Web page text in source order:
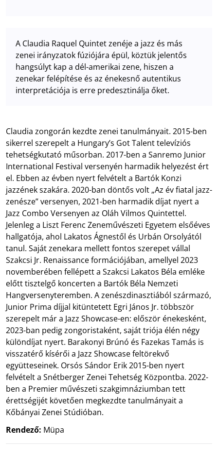
A Claudia Raquel Quintet zenéje a jazz és más
zenei irányzatok fúziójára épül, köztük jelentős
hangsúlyt kap a dél-amerikai zene, hiszen a
zenekar felépítése és az énekesnő autentikus
interpretációja is erre predesztinálja őket.
Claudia zongorán kezdte zenei tanulmányait. 2015-ben
sikerrel szerepelt a Hungary’s Got Talent televíziós
tehetségkutató műsorban. 2017-ben a Sanremo Junior
International Festival versenyén harmadik helyezést ért
el. Ebben az évben nyert felvételt a Bartók Konzi
jazzének szakára. 2020-ban döntős volt „Az év fiatal jazz-
zenésze” versenyen, 2021-ben harmadik díjat nyert a
Jazz Combo Versenyen az Oláh Vilmos Quintettel.
Jelenleg a Liszt Ferenc Zeneművészeti Egyetem elsőéves
hallgatója, ahol Lakatos Ágnestől és Urbán Orsolyától
tanul. Saját zenekara mellett fontos szerepet vállal
Szakcsi Jr. Renaissance formációjában, amellyel 2023
novemberében fellépett a Szakcsi Lakatos Béla emléke
előtt tisztelgő koncerten a Bartók Béla Nemzeti
Hangversenyteremben. A zenészdinasztiából származó,
Junior Prima díjjal kitüntetett Egri János Jr. többször
szerepelt már a Jazz Showcase-en: először énekesként,
2023-ban pedig zongoristaként, saját triója élén négy
különdíjat nyert. Barakonyi Brúnó és Fazekas Tamás is
visszatérő kísérői a Jazz Showcase feltörekvő
együtteseinek. Orsós Sándor Erik 2015-ben nyert
felvételt a Snétberger Zenei Tehetség Központba. 2022-
ben a Premier művészeti szakgimnáziumban tett
érettségijét követően megkezdte tanulmányait a
Kőbányai Zenei Stúdióban.
Rendező: Müpa